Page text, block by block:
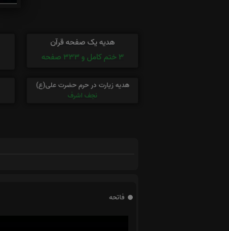
هدیه یک صفحه قرآن
3 ختم کامل و 333 صفحه
هدیه زیارت در حرم حضرت علی(ع)
نجف اشرف
فاتحه